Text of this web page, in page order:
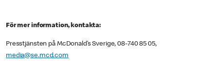
För mer information, kontakta:
Presstjänsten på McDonald’s Sverige, 08-740 85 05,
media@se.mcd.com